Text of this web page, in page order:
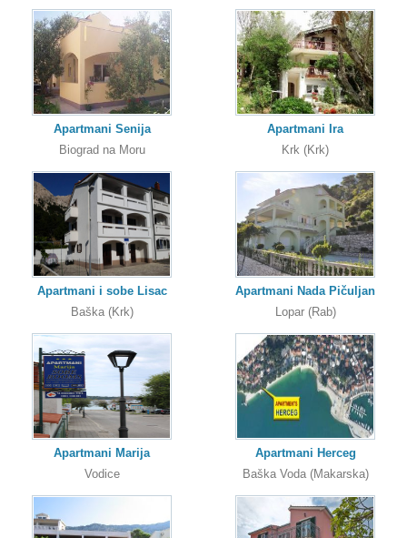
Apartmani Senija
Biograd na Moru
Apartmani i sobe Lisac
Baška (Krk)
Apartmani Marija
Vodice
Apartmani Ira
Krk (Krk)
Apartmani Nada Pičuljan
Lopar (Rab)
Apartmani Herceg
Baška Voda (Makarska)